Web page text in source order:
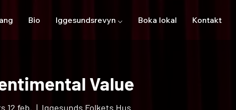
Bio Iggesundsrevyn ⌵ Boka lokal Kontakt
Value
12 feb.
  |
Iggesunds Folkets Hus